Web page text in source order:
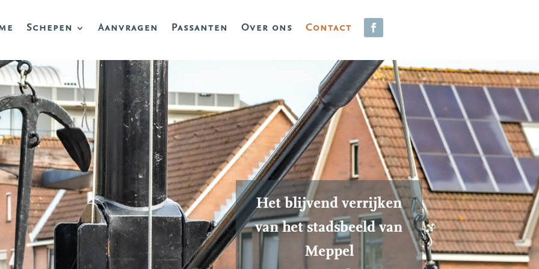
Schepen Aanvragen Passanten Over ons Contact
Het blijvend verrijken
van het stadsbeeld van
Meppel